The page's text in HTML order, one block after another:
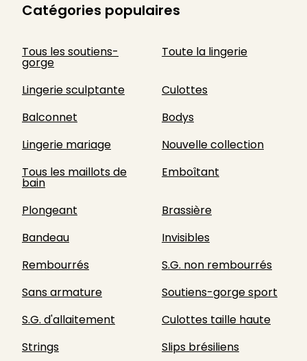
Catégories populaires
Tous les soutiens-
gorge
Toute la lingerie
Lingerie sculptante
Culottes
Balconnet
Bodys
Lingerie mariage
Nouvelle collection
Tous les maillots de
bain
Emboîtant
Plongeant
Brassière
Bandeau
Invisibles
Rembourrés
S.G. non rembourrés
Sans armature
Soutiens-gorge sport
S.G. d'allaitement
Culottes taille haute
Strings
Slips brésiliens